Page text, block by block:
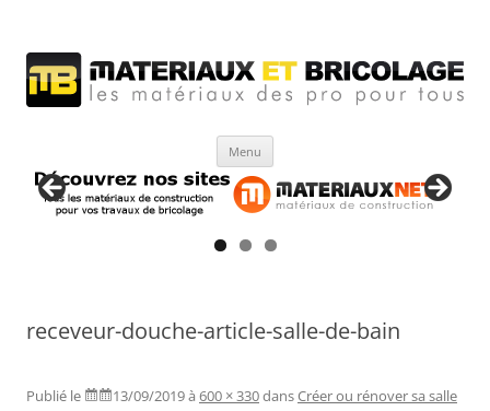
Menu
receveur-douche-article-salle-de-bain
Publié le 13/09/2019à 600 × 330dansCréer ou rénover sa salle